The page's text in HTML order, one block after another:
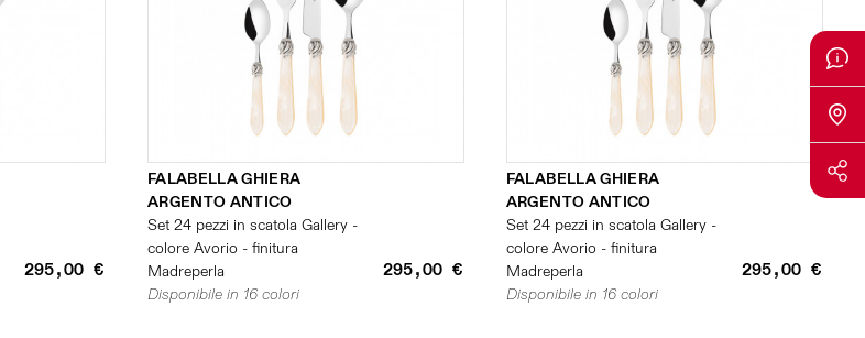
295,00 €
FALABELLA GHIERA
ARGENTO ANTICO
Set 24 pezzi in scatola Gallery -
colore Avorio - finitura
Madreperla
295,00 €
Disponibile in 16 colori
FALABELLA GHIERA
ARGENTO ANTICO
Set 24 pezzi in scatola Gallery -
colore Avorio - finitura
Madreperla
295,00 €
Disponibile in 16 colori